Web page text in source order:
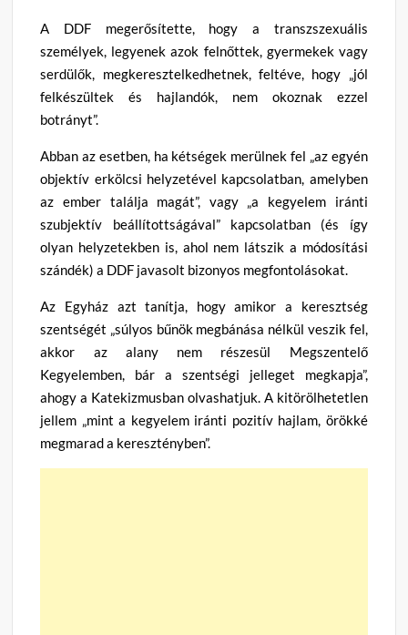
A DDF megerősítette, hogy a transzszexuális
személyek, legyenek azok felnőttek, gyermekek vagy
serdülők, megkeresztelkedhetnek, feltéve, hogy „jól
felkészültek és hajlandók, nem okoznak ezzel
botrányt”.
Abban az esetben, ha kétségek merülnek fel „az egyén
objektív erkölcsi helyzetével kapcsolatban, amelyben
az ember találja magát”, vagy „a kegyelem iránti
szubjektív beállítottságával” kapcsolatban (és így
olyan helyzetekben is, ahol nem látszik a módosítási
szándék) a DDF javasolt bizonyos megfontolásokat.
Az Egyház azt tanítja, hogy amikor a keresztség
szentségét „súlyos bűnök megbánása nélkül veszik fel,
akkor az alany nem részesül Megszentelő
Kegyelemben, bár a szentségi jelleget megkapja”,
ahogy a Katekizmusban olvashatjuk. A kitörölhetetlen
jellem „mint a kegyelem iránti pozitív hajlam, örökké
megmarad a keresztényben”.